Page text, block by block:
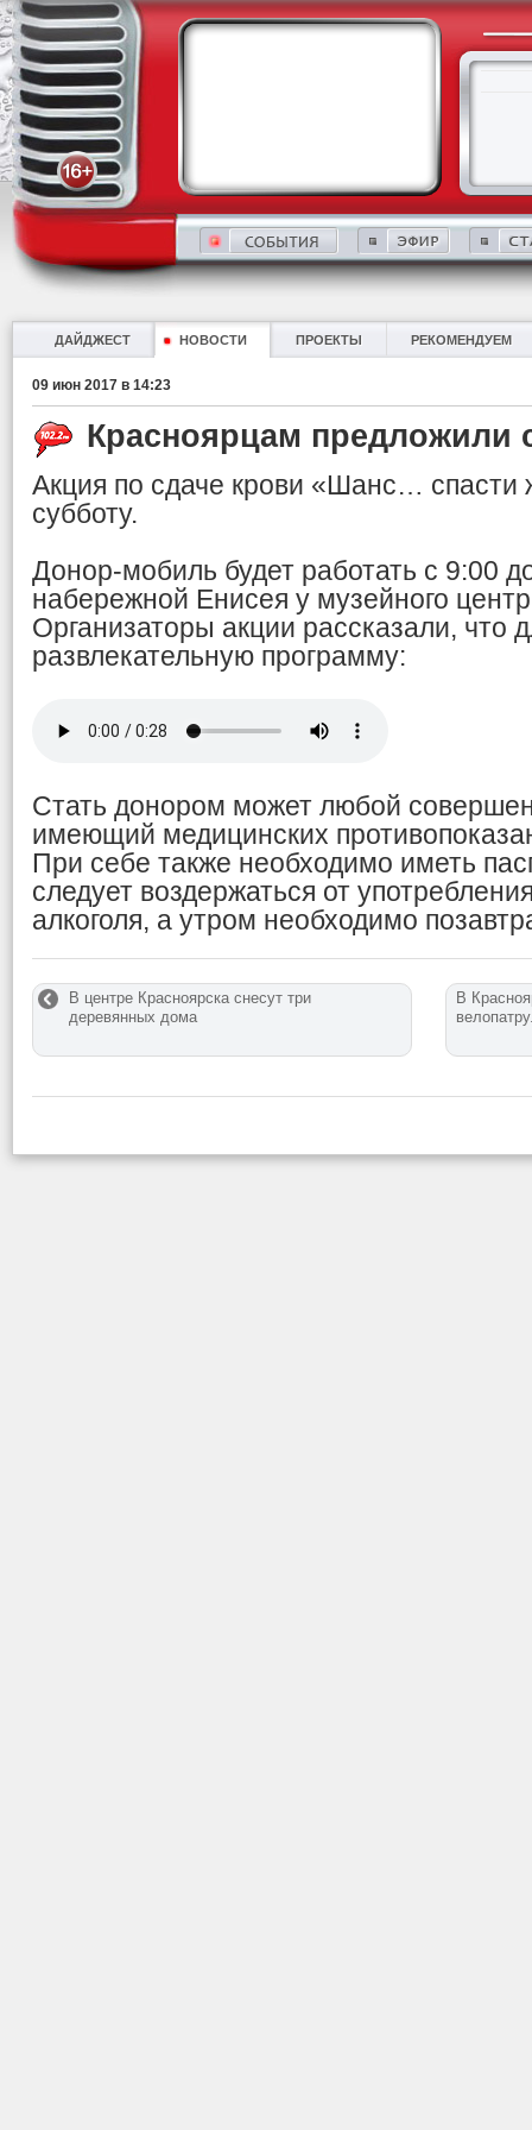
ДАЙДЖЕСТ НОВОСТИ ПРОЕКТЫ РЕКОМЕНДУЕМ
09 июн 2017 в 14:23
Красноярцам предложили
Акция по сдаче крови «Шанс… спасти
субботу.
Донор-мобиль будет работать с 9:00
набережной Енисея у музейного
Организаторы акции рассказали, что
развлекательную программу:
Стать донором может любой
имеющий медицинских
При себе также необходимо иметь
следует воздержаться от
алкоголя, а утром необходимо
В центре Красноярска снесут три
деревянных дома
В